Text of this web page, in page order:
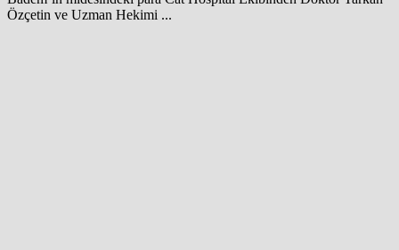
Özçetin ve Uzman Hekimi ...